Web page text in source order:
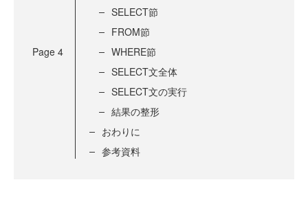
Page 4
SELECT節
FROM節
WHERE節
SELECT文全体
SELECT文の実行
結果の整形
おわりに
参考資料